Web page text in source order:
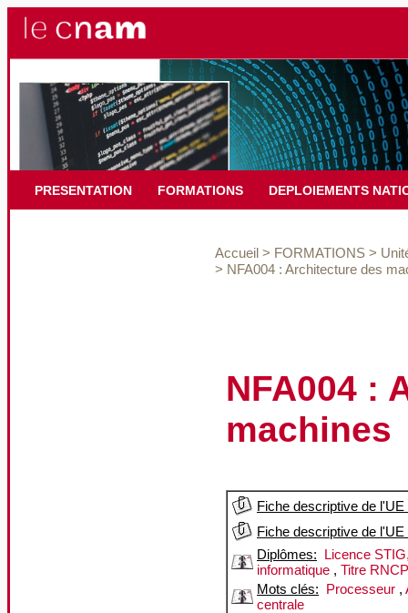
PRESENTATION FORMATIONS DEPLOIEMENTS
Accueil > FORMATIONS >
> NFA004 : Architecture des
NFA004 :
machines
Fiche descriptive de
Fiche descriptive de l'UE
Diplômes: Licence
informatique , Titre
Mots clés: Processeur ,
centrale